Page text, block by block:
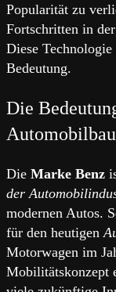
Popularität zu
Fortschritten in
Diese
Bedeutung.
Die
Automobilbau
Die Marke Benz
der
modernen Autos.
für den heutigen
Motorwagen im
Mobilitätskonzept